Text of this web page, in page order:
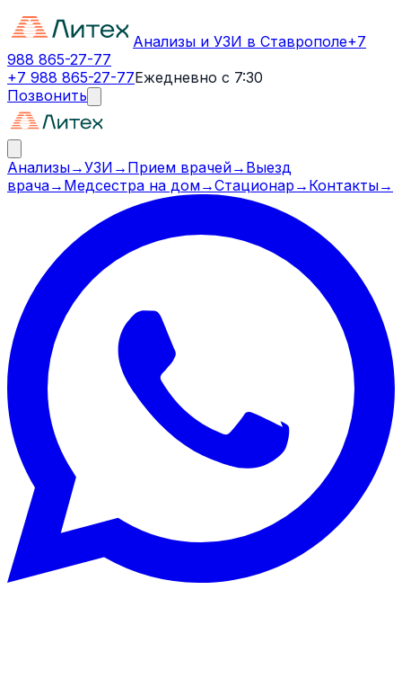
Анализы и УЗИ в Ставрополе+7
988 865-27-77
+7 988 865-27-77Ежедневно с 7:30
Позвонить
Анализы→УЗИ → Прием врачей→ Выезд
врача→ Медсестра на дом→Стационар → Контакты→